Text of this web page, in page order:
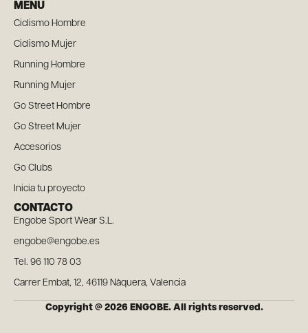
MENÚ
Ciclismo Hombre
Ciclismo Mujer
Running Hombre
Running Mujer
Go Street Hombre
Go Street Mujer
Accesorios
Go Clubs
Inicia tu proyecto
CONTACTO
Engobe Sport Wear S.L.
engobe@engobe.es
Tel. 96 110 78 03
Carrer Embat, 12, 46119 Nàquera, Valencia
Copyright @ 2026 ENGOBE. All rights reserved.